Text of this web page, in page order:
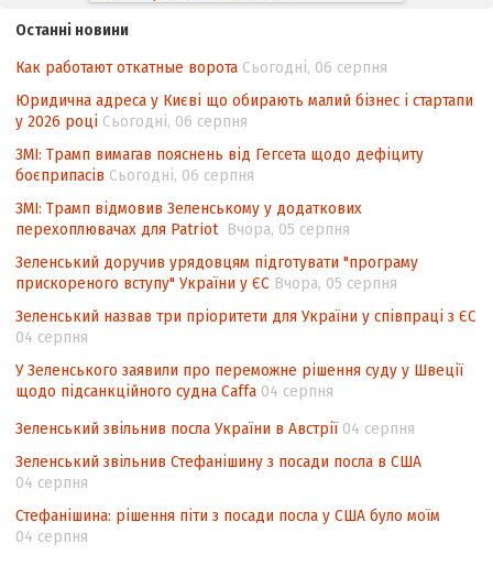
походження товарів відповідно до
Угоди про торговельні аспекти прав
інтелектуальної власності (TRIPS) у
контексті євроінтеграції
Аналіз виборчого законодавства щодо
невизначеності механізму повторного
підрахунку голосів виборців
Інформаційна безпека суспільства
Останні новини
Как работают откатные ворота Сьогодні, 06 серпня
Юридична адреса у Києві що обирають малий бізнес і стартапи
у 2026 році Сьогодні, 06 серпня
ЗМІ: Трамп вимагав пояснень від Гегсета щодо дефіциту
боєприпасів Сьогодні, 06 серпня
ЗМІ: Трамп відмовив Зеленському у додаткових
перехоплювачах для Patriot Вчора, 05 серпня
Зеленський доручив урядовцям підготувати "програму
прискореного вступу" України у ЄС Вчора, 05 серпня
Зеленський назвав три пріоритети для України у співпраці з ЄС
04 серпня
У Зеленського заявили про переможне рішення суду у Швеції
щодо підсанкційного судна Caffa 04 серпня
Зеленський звільнив посла України в Австрії 04 серпня
Зеленський звільнив Стефанішину з посади посла в США
04 серпня
Стефанішина: рішення піти з посади посла у США було моїм
04 серпня